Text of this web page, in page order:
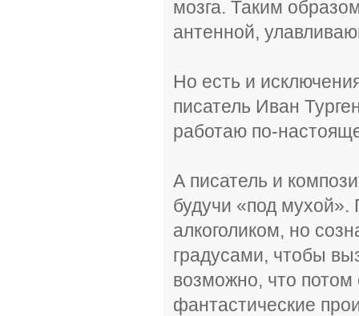
мозга. Таким
антенной,
Но есть и
писатель Иван
работаю по-
А писатель и
будучи «под
алкоголиком, но
градусами, чтобы
возможно, что потом
фантастические